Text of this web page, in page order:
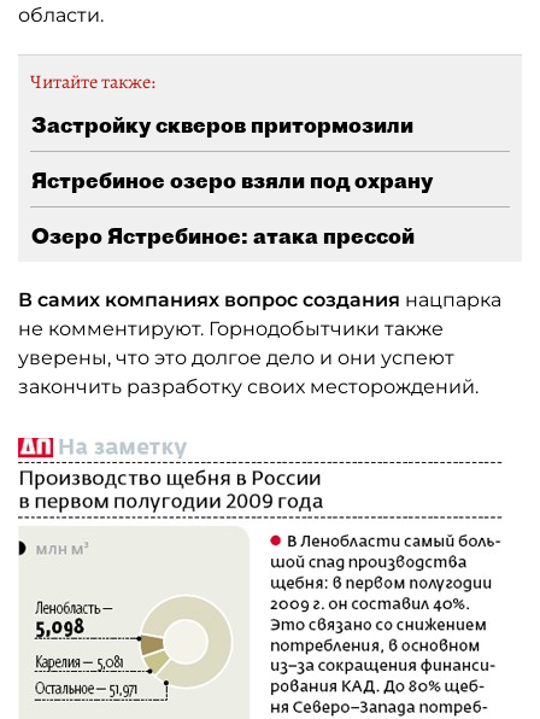
области.
Читайте также:
Застройку скверов притормозили
Ястребиное озеро взяли под охрану
Озеро Ястребиное: атака прессой
В самих компаниях вопрос создания нацпарка
не комментируют. Горнодобытчики также
уверены, что это долгое дело и они успеют
закончить разработку своих месторождений.